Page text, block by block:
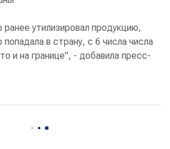
утилизировал продукцию,
попадала в страну, с 6 числа числа
и на границе", - добавила пресс-